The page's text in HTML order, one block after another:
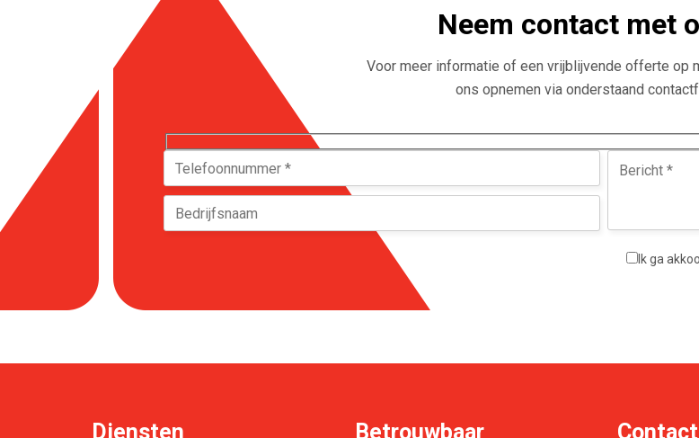
Neem contact met
Voor meer informatie of een vrijblijvende offerte op
ons opnemen via onderstaand
Ik ga
Diensten Betrouwbaar Contact